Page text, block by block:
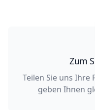
Zum
Teilen Sie uns
geben Ihnen